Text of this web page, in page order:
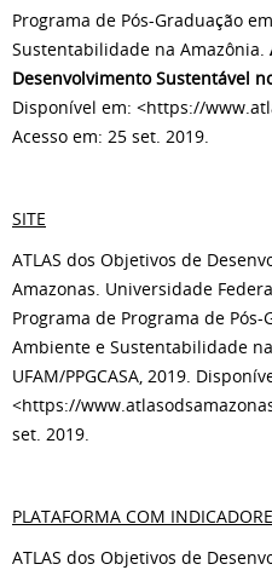
Programa de Pós-Graduação
Sustentabilidade na Amazônia.
Desenvolvimento Sustentável
Disponível em: <https://
Acesso em: 25 set. 2019.
SITE
ATLAS dos Objetivos de
Amazonas. Universidade
Programa de Programa de
Ambiente e Sustentabilidade na
UFAM/PPGCASA, 2019.
<https://
set. 2019.
PLATAFORMA COM
ATLAS dos Objetivos de